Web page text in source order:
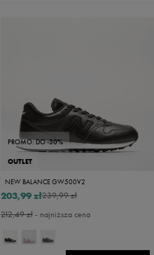
PROMO: DO -30%
OUTLET
NEW BALANCE GW500V2
239,99 zł
203,99 zł
212,49 zł- najniższa cena